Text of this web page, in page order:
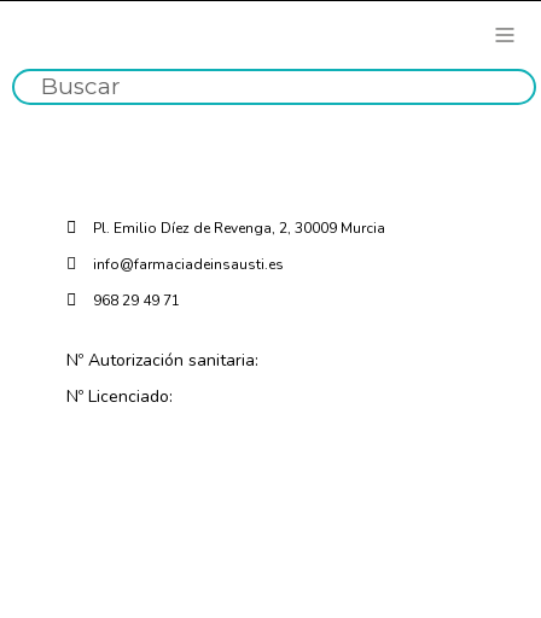
Pl. Emilio Díez de Revenga, 2, 30009 Murcia
info@farmaciadeinsausti.es
968 29 49 71
Nº Autorización sanitaria:
Nº Licenciado: